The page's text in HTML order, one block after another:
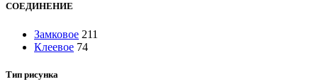
СОЕДИНЕНИЕ
Замковое 211
Клеевое 74
Тип рисунка